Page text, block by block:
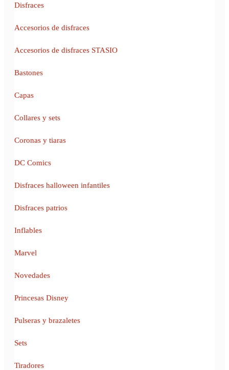
Disfraces
Accesorios de disfraces
Accesorios de disfraces STASIO
Bastones
Capas
Collares y sets
Coronas y tiaras
DC Comics
Disfraces halloween infantiles
Disfraces patrios
Inflables
Marvel
Novedades
Princesas Disney
Pulseras y brazaletes
Sets
Tiradores